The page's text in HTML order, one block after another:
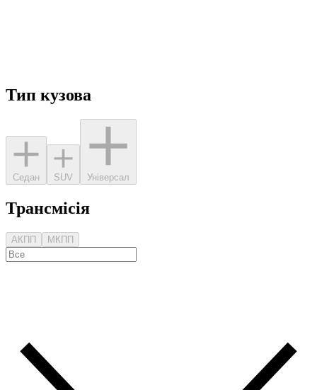
Тип кузова
Седан SUV Універсал
Трансмісія
АКПП МКПП